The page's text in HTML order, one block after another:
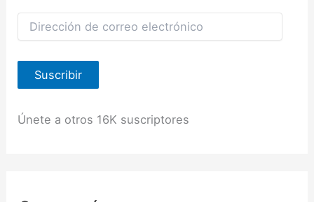
e
c
ó
Suscribir
Únete a otros 16K suscriptores